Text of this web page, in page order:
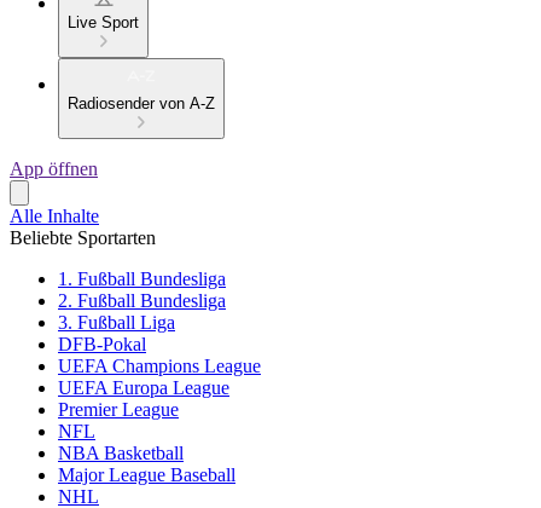
Live Sport
Radiosender von A-Z
App öffnen
Alle Inhalte
Beliebte Sportarten
1. Fußball Bundesliga
2. Fußball Bundesliga
3. Fußball Liga
DFB-Pokal
UEFA Champions League
UEFA Europa League
Premier League
NFL
NBA Basketball
Major League Baseball
NHL